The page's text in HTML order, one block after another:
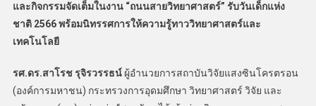
และกิจกรรมจัดเต็มในงาน “ถนนสายวิทยาศาสตร์” รับวันเด็กแห่ง
ชาติ 2566 พร้อมนิทรรศการให้ความรู้ทาววิทยาศาสตร์และ
เทคโนโลยี
รศ.ดร.สาโรช รุจิรวรรธน์ผู้อำนวยการสถาบันวิจัยแสงซินโครตรอน
(องค์การมหาชน) กระทรวงการอุดมศึกษา วิทยาศาสตร์ วิจัย และ